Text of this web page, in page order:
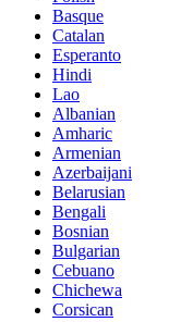
Basque
Catalan
Esperanto
Hindi
Lao
Albanian
Amharic
Armenian
Azerbaijani
Belarusian
Bengali
Bosnian
Bulgarian
Cebuano
Chichewa
Corsican